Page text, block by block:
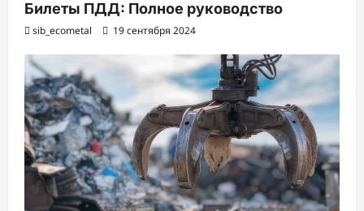
Билеты ПДД: Полное руководство
sib_ecometal 19 сентября 2024